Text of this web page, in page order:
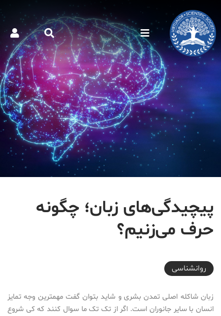
پیچیدگی‌های زبان؛ چگونه
حرف می‌زنیم؟
2016-07-15T17:00:39+04:30
روانشناسی
زبان شاکله اصلی تمدن بشری و شاید بتوان گفت مهمترین وجه تمایز
انسان با سایر جانوران است. اگر از تک تک ما سوال کنند که کی شروع